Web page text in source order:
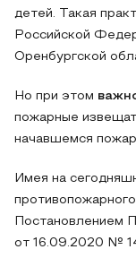
детей. Такая
Российской
Оренбургской
Но при этом
пожарные
начавшемся
Имея на
Постановлением
от 16.09.2020 №